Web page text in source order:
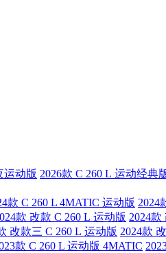
运动版 2026款 C 260 L 运动经典
款 C 260 L 4MATIC 运动版 2024
款 改款 C 260 L 运动版 2024款
改款三 C 260 L 运动版 2024款
款 C 260 L 运动版 4MATIC